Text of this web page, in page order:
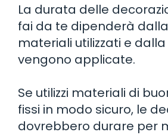
La durata delle
fai da te dipenderà
materiali utilizzati e
vengono applicate.
Se utilizzi materiali di
fissi in modo sicuro, le
dovrebbero durare per